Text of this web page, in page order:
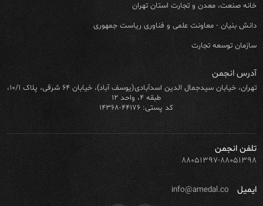
خانه صنعت، معدن و تجارت استان تهران
دانش بنیان - معاونت علمی و فناوری ریاست جمهوری
سازمان توسعه تجارت
آدرس انجمن
تهران، خیابان سیدجمال الدین اسدآبادی(یوسف آباد)، خیابان ۶۴ شرقی، پلاک ۱۰/۱،
طبقه ۴، واحد ۱۲
کد پستی: ۴۴۱۷۶-۱۴۳۶۸
تلفن انجمن
۸۸۰۵۱۳۹۷-۸۸۰۵۱۳۹۸
ایمیل info@amedal.co